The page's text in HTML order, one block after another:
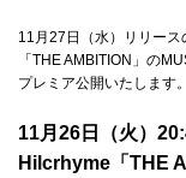
11月27日（水）リリー
「THE AMBITION」の
プレミア公開いたします。
11月26日（火）
Hilcrhyme「THE